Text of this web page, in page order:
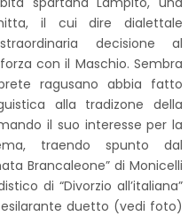
il cui dire dialettale
decisione al
con il Maschio. Sembra
ragusano abbia fatto
alla tradizone della
il suo interesse per la
traendo spunto dal
Brancaleone” di Monicelli
di “Divorzio all’italiana”
duetto (vedi foto)